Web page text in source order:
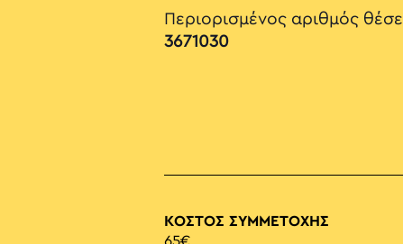
Περιορισμένος αριθμός
3671030
ΚΟΣΤΟΣ ΣΥΜΜΕΤΟΧΗΣ